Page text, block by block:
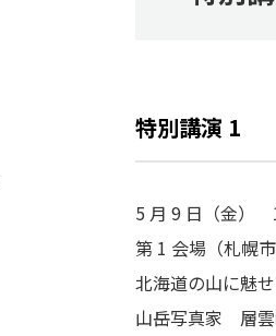
特別講演 1
5 月 9 日（金）
第 1 会場（札幌
北海道の山に魅
山岳写真家 層